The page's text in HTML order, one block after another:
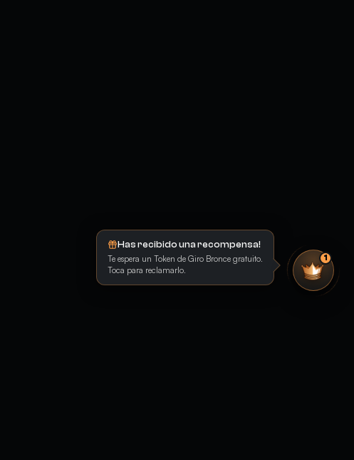
Has recibido una recompensa!
Te espera un Token de Giro Bronce gratuito.
Toca para reclamarlo.
1